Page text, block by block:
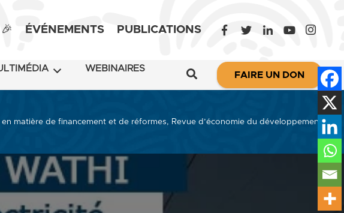
🎉 ÉVÉNEMENTS PUBLICATIONS
WEBINAIRES
FAIRE UN DON
matière de financement et de réformes, Revue d’économie du développement